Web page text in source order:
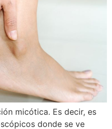
micótica. Es decir, es
donde se ve